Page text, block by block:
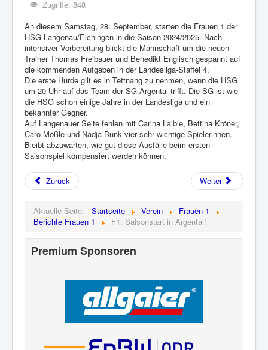
Zugriffe: 848
An diesem Samstag, 28. September, starten die Frauen 1 der
HSG Langenau/Elchingen in die Saison 2024/2025. Nach
intensiver Vorbereitung blickt die Mannschaft um die neuen
Trainer Thomas Freibauer und Benedikt Englisch gespannt auf
die kommenden Aufgaben in der Landesliga-Staffel 4.
Die erste Hürde gilt es in Tettnang zu nehmen, wenn die HSG
um 20 Uhr auf das Team der SG Argental trifft. Die SG ist wie
die HSG schon einige Jahre in der Landesliga und ein
bekannter Gegner.
Auf Langenauer Seite fehlen mit Carina Laible, Bettina Kröner,
Caro Mößle und Nadja Bunk vier sehr wichtige Spielerinnen.
Bleibt abzuwarten, wie gut diese Ausfälle beim ersten
Saisonspiel kompensiert werden können.
Zurück Weiter
Aktuelle Seite: Startseite Verein
Frauen 1
Berichte Frauen 1
F1: Saisonstart in Argental!
Premium Sponsoren